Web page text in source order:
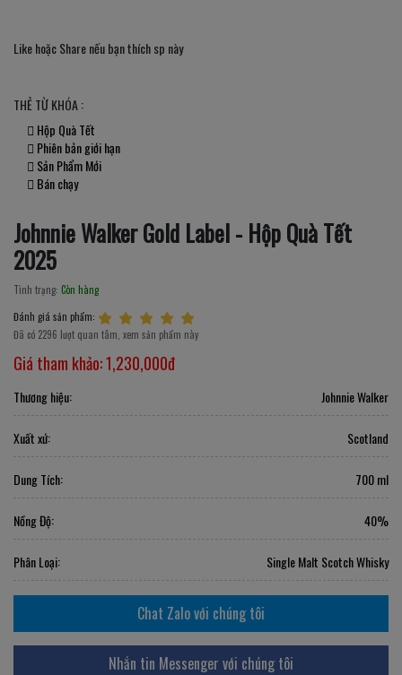
Like hoặc Share nếu bạn thích sp này
THẺ TỪ KHÓA :
Hộp Quà Tết
Phiên bản giới hạn
Sản Phẩm Mới
Bán chạy
Johnnie Walker Gold Label - Hộp Quà Tết
2025
Tình trạng: Còn hàng
Đánh giá sản phẩm:
Đã có 2296 lượt quan tâm, xem sản phẩm này
Giá tham khảo:1,230,000đ
Thương hiệu: Johnnie Walker
Xuất xứ: Scotland
Dung Tích: 700 ml
Nồng Độ: 40%
Phân Loại: Single Malt Scotch Whisky
Chat Zalo với chúng tôi
Nhắn tin Messenger với chúng tôi